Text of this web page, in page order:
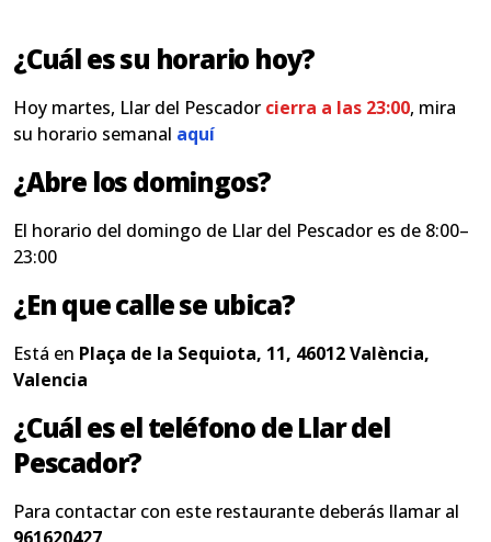
¿Cuál es su horario hoy?
Hoy martes, Llar del Pescador cierra a las 23:00, mira
su horario semanal aquí
¿Abre los domingos?
El horario del domingo de Llar del Pescador es de 8:00–
23:00
¿En que calle se ubica?
Está en Plaça de la Sequiota, 11, 46012 València,
Valencia
¿Cuál es el teléfono de Llar del
Pescador?
Para contactar con este restaurante deberás llamar al